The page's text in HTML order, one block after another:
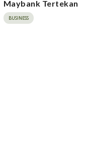
Maybank Tertekan
BUSINESS